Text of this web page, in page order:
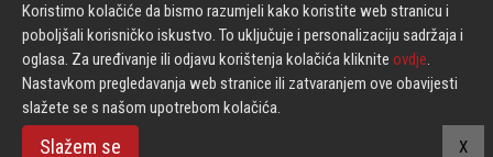
Koristimo kolačiće da bismo razumjeli kako koristite web stranicu i
poboljšali korisničko iskustvo. To uključuje i personalizaciju sadržaja i
oglasa. Za uređivanje ili odjavu korištenja kolačića kliknite ovdje.
Nastavkom pregledavanja web stranice ili zatvaranjem ove obavijesti
slažete se s našom upotrebom kolačića.
Slažem se X